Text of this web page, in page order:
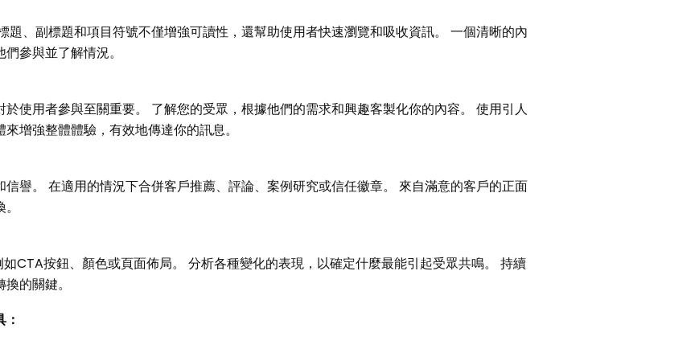
題、副標題和項目符號不僅增強可讀性，還幫助使用者快速瀏覽和吸收資訊。 一個清晰的內
參與並了解情況。
使用者參與至關重要。 了解您的受眾，根據他們的需求和興趣客製化你的內容。 使用引人
增強整體體驗，有效地傳達你的訊息。
譽。 在適用的情況下合併客戶推薦、評論、案例研究或信任徽章。 來自滿意的客戶的正面
CTA按鈕、顏色或頁面佈局。 分析各種變化的表現，以確定什麼最能引起受眾共鳴。 持續
的關鍵。